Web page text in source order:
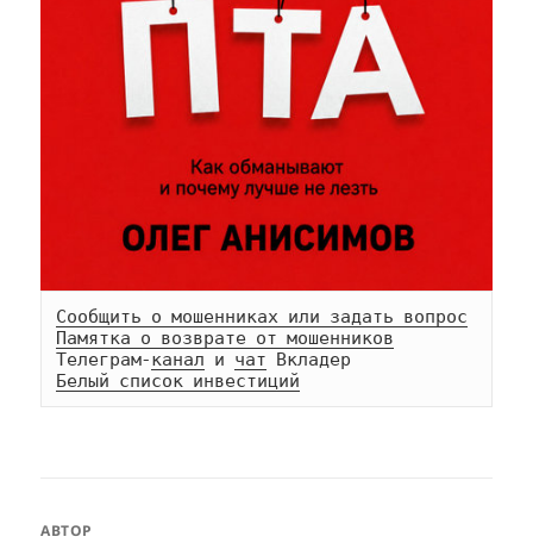
Сообщить о мошенниках или задать вопрос
Памятка о возврате от мошенников
Телеграм-канал и чат
Белый список инвестиций
АВТОР